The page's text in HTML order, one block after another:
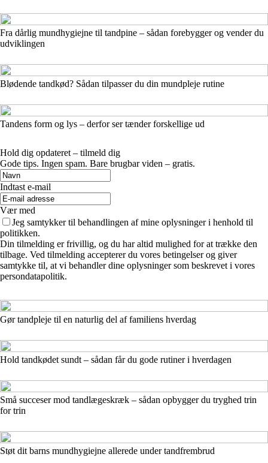
Fra dårlig mundhygiejne til tandpine – sådan forebygger og vender du
udviklingen
Blødende tandkød? Sådan tilpasser du din mundpleje rutine
Tandens form og lys – derfor ser tænder forskellige ud
Hold dig opdateret – tilmeld dig
Gode tips. Ingen spam. Bare brugbar viden – gratis.
Indtast e-mail
Vær med
Jeg samtykker til behandlingen af mine oplysninger i henhold til
politikken.
Din tilmelding er frivillig, og du har altid mulighed for at trække den
tilbage. Ved tilmelding accepterer du vores betingelser og giver
samtykke til, at vi behandler dine oplysninger som beskrevet i vores
persondatapolitik.
Gør tandpleje til en naturlig del af familiens hverdag
Hold tandkødet sundt – sådan får du gode rutiner i hverdagen
Små succeser mod tandlægeskræk – sådan opbygger du tryghed trin
for trin
Støt dit barns mundhygiejne allerede under tandfrembrud